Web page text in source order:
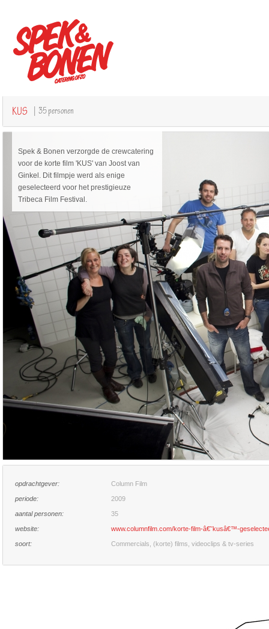
KUS | 35 personen
Spek & Bonen verzorgde de crewcatering
voor de korte film 'KUS' van Joost van
Ginkel. Dit filmpje werd als enige
geselecteerd voor het prestigieuze
Tribeca Film Festival.
opdrachtgever: Column Film
periode: 2009
aantal personen: 35
website: www.columnfilm.com/korte-film-â€˜kusâ€™-
soort: Commercials, (korte) films, videoclips & tv-series